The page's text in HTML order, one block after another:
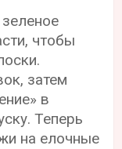
чтобы
затем
в
Теперь
на елочные